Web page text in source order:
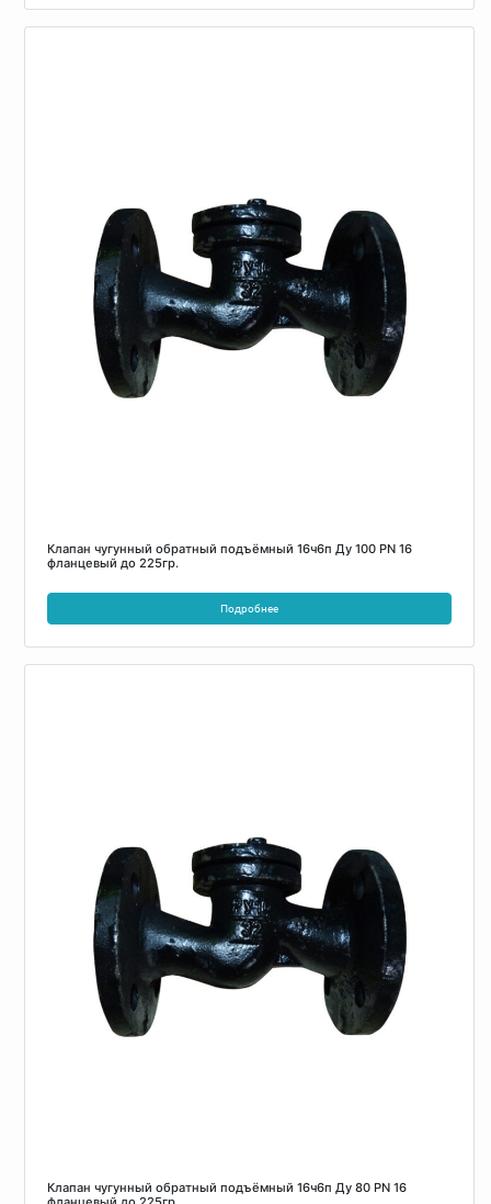
Клапан чугунный обратный подъёмный 16ч6п Ду 100 PN 16
фланцевый до 225гр.
Подробнее
Клапан чугунный обратный подъёмный 16ч6п Ду 80 PN 16